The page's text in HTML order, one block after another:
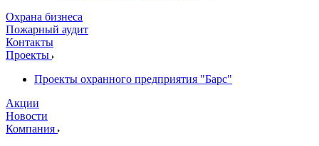
Охрана бизнеса
Пожарный аудит
Контакты
Проекты
Проекты охранного предприятия "Барс"
Акции
Новости
Компания